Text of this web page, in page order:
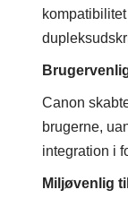
Canon
brugerne,
integration i
Miljøvenlig